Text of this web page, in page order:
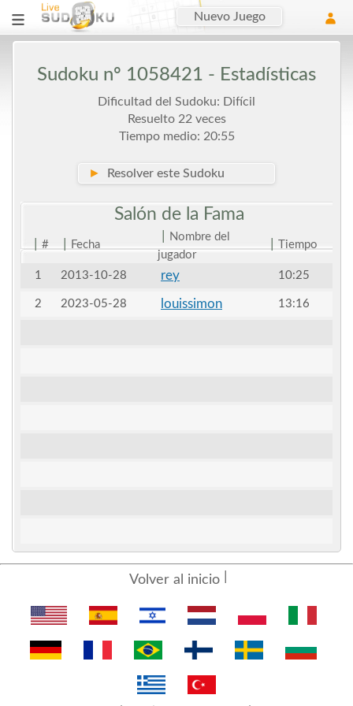
Nuevo Juego
Sudoku nº 1058421 - Estadísticas
Dificultad del Sudoku: Difícil
Resuelto 22 veces
Tiempo medio: 20:55
► Resolver este Sudoku
Salón de la Fama
# Fecha
Nombre del
jugador
Tiempo
1 2013-10-28 rey 10:25
2 2023-05-28 louissimon 13:16
Volver al inicio